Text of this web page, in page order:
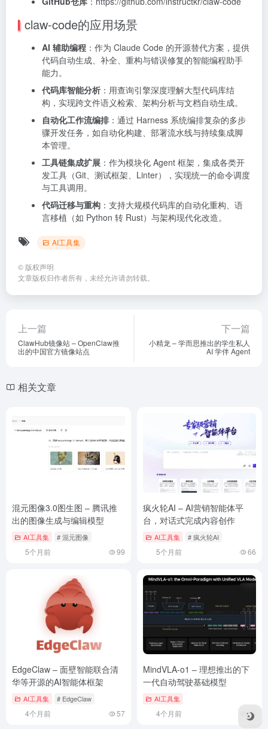
claw-code的应用场景
AI 辅助编程 ：作为 Claude Code 的开源替代方案，提供
代码自动生成、补全、重构与错误修复的智能编程助手
能力。
代码库智能分析 ：用查询引擎深度理解大型代码库结
构，实现跨文件语义检索、架构分析与文档自动生成。
自动化工作流编排 ：通过 Harness 系统编排复杂的多步
骤开发任务，如自动化构建、部署流水线与持续集成脚
本管理。
工具链集成扩展 ：作为模块化 Agent 框架，集成各类开
发工具（Git、测试框架、Linter），实现统一的命令调度
与工具调用。
代码迁移与重构 ：支持大规模代码库的自动化重构、语
言移植（如 Python 转 Rust）与架构现代化改造。
AI工具集
© 版权声明
文章版权归作者所有，未经允许请勿转载。
上一篇
ClawHub镜像站 – OpenClaw推
出的中国官方镜像站点
下一篇
小精龙 – 学而思推出的学生私人
AI 学伴 Agent
相关文章
混元图像3.0图生图 – 腾讯推
出的图像生成与编辑模型
AI工具集 # 混元图像
5个月前 99
疯火轮AI – AI营销智能体平
台，对话式完成内容创作
AI工具集 # 疯火轮AI
5个月前 66
EdgeClaw – 面壁智能联合清
华等开源的AI智能体框架
AI工具集 # EdgeClaw
4个月前 57
MindVLA-o1 – 理想推出的下
一代自动驾驶基础模型
AI工具集
4个月前 65